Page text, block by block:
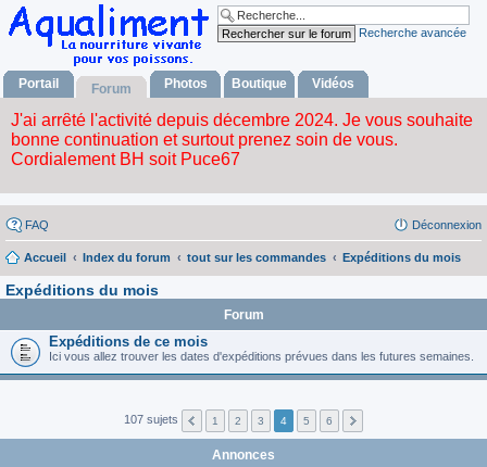
Recherche avancée
Portail Forum Photos Boutique Vidéos
FAQ Déconnexion
Accueil Index du forum tout sur les commandes Expéditions du mois
Expéditions du mois
Forum
Expéditions de ce mois
Ici vous allez trouver les dates d'expéditions prévues dans les futures semaines.
107 sujets 1 2 3 4 5 6
Annonces